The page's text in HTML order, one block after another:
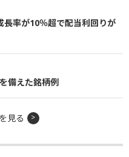
長率が10％超で配当利回りが
備えた銘柄例
見る